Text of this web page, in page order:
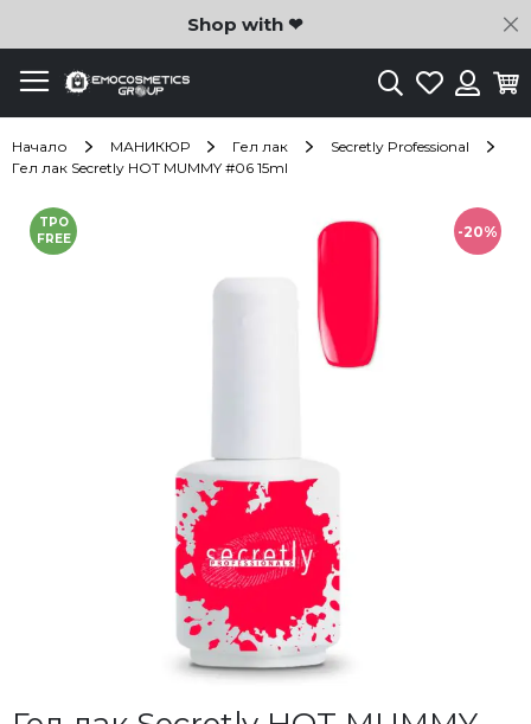
Shop with ❤
ТърсенеЛюбими
Начало МАНИКЮР Гел лак
Secretly Professional
Гел лак Secretly HOT MUMMY #06 15ml
-20%
TPO
FREE
Преминете
към
края
Преминете